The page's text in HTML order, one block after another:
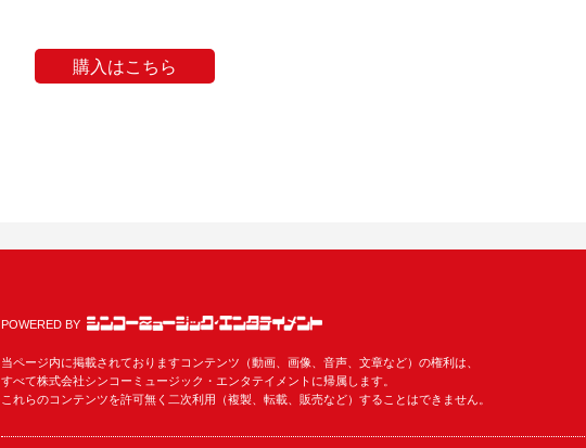
購入はこちら
POWERED BY
当ページ内に掲載されておりますコンテンツ（動画、画像、音声、文章など）の権利は、
すべて株式会社シンコーミュージック・エンタテイメントに帰属します。
これらのコンテンツを許可無く二次利用（複製、転載、販売など）することはできません。